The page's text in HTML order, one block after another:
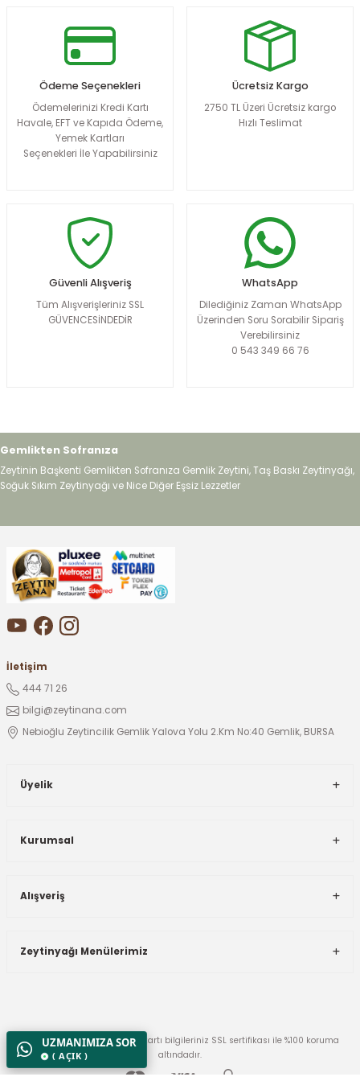
Ödeme Seçenekleri
Ödemelerinizi Kredi Kartı
Havale, EFT ve Kapıda Ödeme,
Yemek Kartları
Seçenekleri İle Yapabilirsiniz
Ücretsiz Kargo
2750 TL Üzeri Ücretsiz kargo
Hızlı Teslimat
Güvenli Alışveriş
Tüm Alışverişleriniz SSL
GÜVENCESİNDEDİR
WhatsApp
Dilediğiniz Zaman WhatsApp
Üzerinden Soru Sorabilir Sipariş
Verebilirsiniz
0 543 349 66 76
Gemlikten Sofranıza
Zeytinin Başkenti Gemlikten Sofranıza Gemlik Zeytini, Taş Baskı Zeytinyağı,
Soğuk Sıkım Zeytinyağı ve Nice Diğer Eşsiz Lezzetler
İletişim
444 71 26
bilgi@zeytinana.com
Nebioğlu Zeytincilik Gemlik Yalova Yolu 2.Km No:40 Gemlik, BURSA
Üyelik
Kurumsal
Alışveriş
Zeytinyağı Menülerimiz
© Tüm Hakları Saklıdır. Kredi kartı bilgileriniz SSL sertifikası ile %100 koruma
altındadır.
UZMANIMIZA SOR
( AÇIK )